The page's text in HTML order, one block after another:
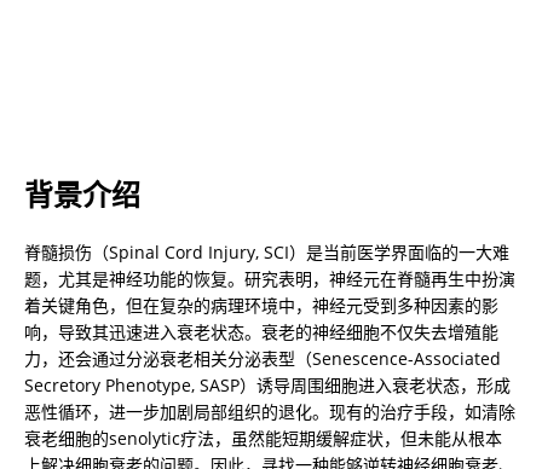
背景介绍
脊髓损伤（Spinal Cord Injury, SCI）是当前医学界面临的一大难
题，尤其是神经功能的恢复。研究表明，神经元在脊髓再生中扮演
着关键角色，但在复杂的病理环境中，神经元受到多种因素的影
响，导致其迅速进入衰老状态。衰老的神经细胞不仅失去增殖能
力，还会通过分泌衰老相关分泌表型（Senescence-Associated
Secretory Phenotype, SASP）诱导周围细胞进入衰老状态，形成
恶性循环，进一步加剧局部组织的退化。现有的治疗手段，如清除
衰老细胞的senolytic疗法，虽然能短期缓解症状，但未能从根本
上解决细胞衰老的问题。因此，寻找一种能够逆转神经细胞衰老、